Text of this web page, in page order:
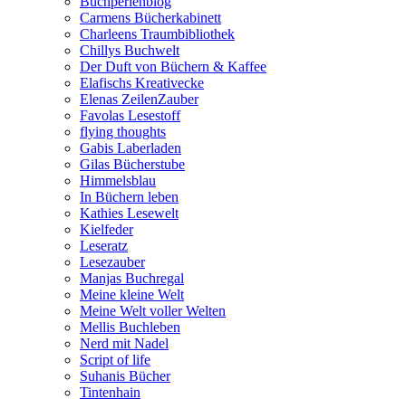
Carmens Bücherkabinett
Charleens Traumbibliothek
Chillys Buchwelt
Der Duft von Büchern & Kaffee
Elafischs Kreativecke
Elenas ZeilenZauber
Favolas Lesestoff
flying thoughts
Gabis Laberladen
Gilas Bücherstube
Himmelsblau
In Büchern leben
Kathies Lesewelt
Kielfeder
Leseratz
Lesezauber
Manjas Buchregal
Meine kleine Welt
Meine Welt voller Welten
Mellis Buchleben
Nerd mit Nadel
Script of life
Suhanis Bücher
Tintenhain